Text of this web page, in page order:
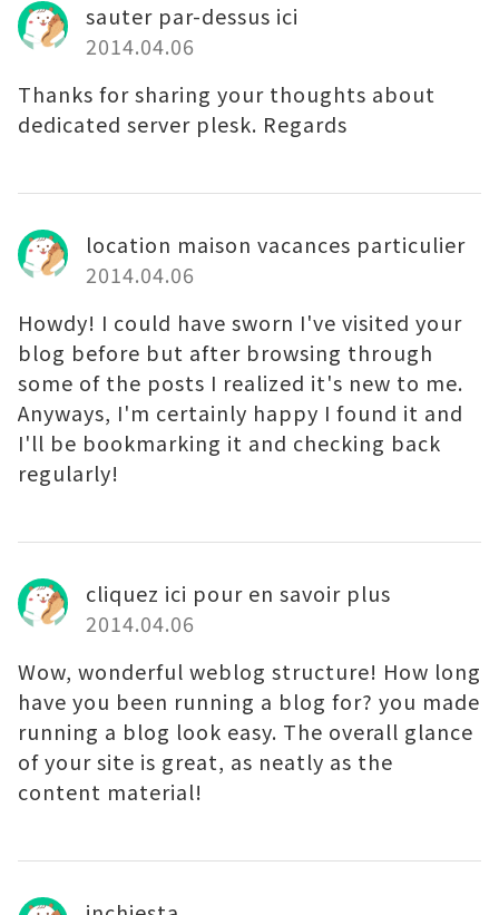
sauter par-dessus ici
2014.04.06
Thanks for sharing your thoughts about
dedicated server plesk. Regards
location maison vacances particulier
2014.04.06
Howdy! I could have sworn I've visited your
blog before but after browsing through
some of the posts I realized it's new to me.
Anyways, I'm certainly happy I found it and
I'll be bookmarking it and checking back
regularly!
cliquez ici pour en savoir plus
2014.04.06
Wow, wonderful weblog structure! How long
have you been running a blog for? you made
running a blog look easy. The overall glance
of your site is great, as neatly as the
content material!